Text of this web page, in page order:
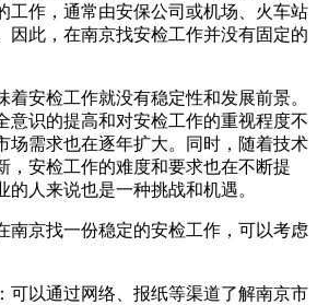
工作，通常由安保公司或机场、火车站
因此，在南京找安检工作并没有固定的
安检工作就没有稳定性和发展前景。
意识的提高和对安检工作的重视程度不
场需求也在逐年扩大。同时，随着技术
，安检工作的难度和要求也在不断提
的人来说也是一种挑战和机遇。
京找一份稳定的安检工作，可以考虑
以通过网络、报纸等渠道了解南京市